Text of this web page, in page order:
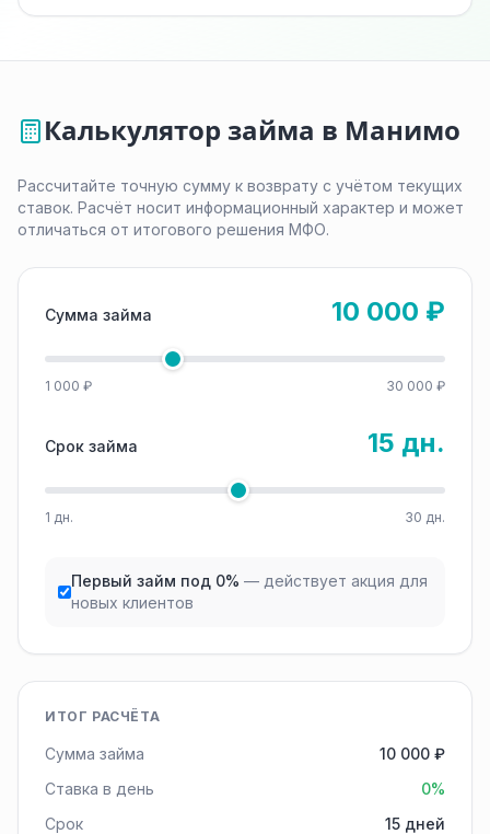
Калькулятор займа в Манимо
Рассчитайте точную сумму к возврату с учётом текущих
ставок. Расчёт носит информационный характер и может
отличаться от итогового решения МФО.
Сумма займа 10 000 ₽
1 000 ₽ 30 000 ₽
Срок займа 15 дн.
1 дн. 30 дн.
Первый займ под 0% — действует акция для
новых клиентов
ИТОГ РАСЧЁТА
Сумма займа
10 000 ₽
Ставка в день
0%
Срок
15 дней